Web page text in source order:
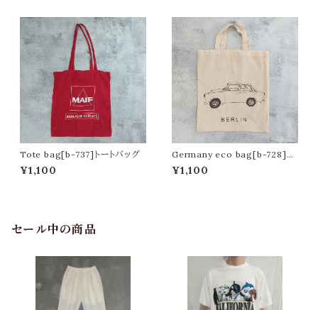
Tote bag[b-737]トートバッグ
¥1,100
Germany eco bag[b-728]ド
イツのエコバッグ
¥1,100
セール中の商品